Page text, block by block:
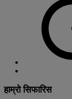
हाम्रो सिफारिस